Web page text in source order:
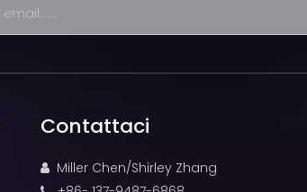
Contattaci
 Miller Chen/Shirley Zhang